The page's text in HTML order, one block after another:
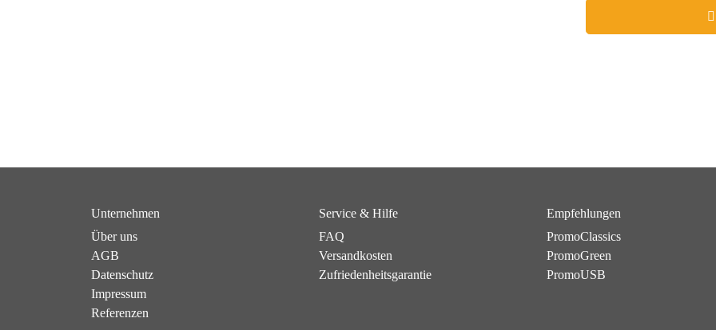
Unternehmen
Über uns
AGB
Datenschutz
Impressum
Referenzen
Service & Hilfe
FAQ
Versandkosten
Zufriedenheitsgarantie
Empfehlungen
PromoClassics
PromoGreen
PromoUSB